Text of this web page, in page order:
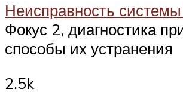
Неисправность системы
Фокус 2, диагностика
способы их устранения
2.5k